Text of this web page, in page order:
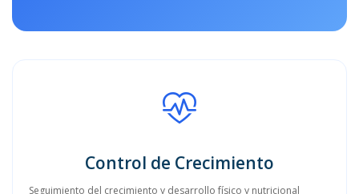
Control de Crecimiento
Seguimiento del crecimiento y desarrollo físico y nutricional